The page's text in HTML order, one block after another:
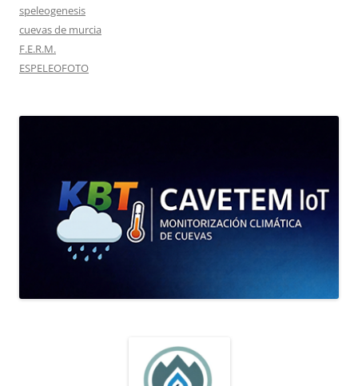
speleogenesis
cuevas de murcia
F.E.R.M.
ESPELEOFOTO